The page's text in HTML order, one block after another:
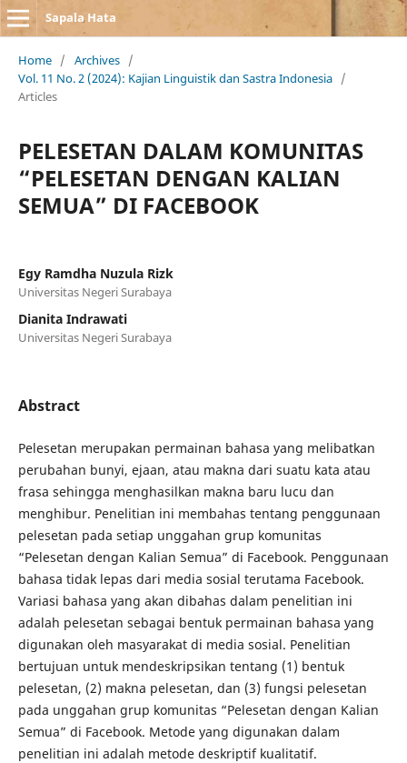
Sapala Hata
Home / Archives /
Vol. 11 No. 2 (2024): Kajian Linguistik dan Sastra Indonesia /
Articles
PELESETAN DALAM KOMUNITAS
“PELESETAN DENGAN KALIAN
SEMUA” DI FACEBOOK
Egy Ramdha Nuzula Rizk
Universitas Negeri Surabaya
Dianita Indrawati
Universitas Negeri Surabaya
Abstract
Pelesetan merupakan permainan bahasa yang melibatkan
perubahan bunyi, ejaan, atau makna dari suatu kata atau
frasa sehingga menghasilkan makna baru lucu dan
menghibur. Penelitian ini membahas tentang penggunaan
pelesetan pada setiap unggahan grup komunitas
“Pelesetan dengan Kalian Semua” di Facebook. Penggunaan
bahasa tidak lepas dari media sosial terutama Facebook.
Variasi bahasa yang akan dibahas dalam penelitian ini
adalah pelesetan sebagai bentuk permainan bahasa yang
digunakan oleh masyarakat di media sosial. Penelitian
bertujuan untuk mendeskripsikan tentang (1) bentuk
pelesetan, (2) makna pelesetan, dan (3) fungsi pelesetan
pada unggahan grup komunitas “Pelesetan dengan Kalian
Semua” di Facebook. Metode yang digunakan dalam
penelitian ini adalah metode deskriptif kualitatif.